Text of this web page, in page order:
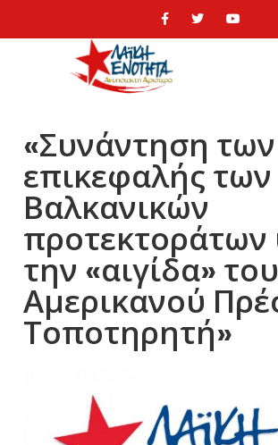
«Συνάντηση των
επικεφαλής των
Βαλκανικών
την «αιγίδα» του
Αμερικανού
Τοποτηρητή»